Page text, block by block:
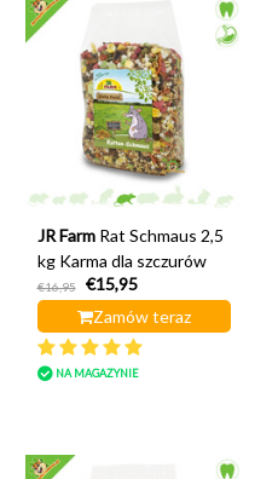
JR Farm Rat Schmaus 2,5
kg Karma dla szczurów
€16,95
€15,95
Zamów teraz
NA MAGAZYNIE